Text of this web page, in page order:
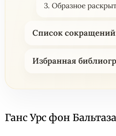
3. Образное
Список сокращений
Избранная
Ганс Урс фон